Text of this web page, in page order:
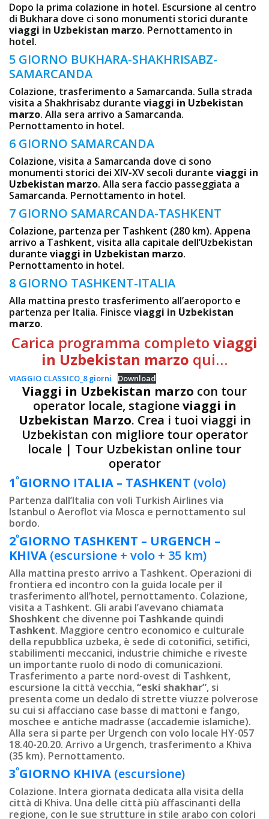
Dopo la prima colazione in hotel. Escursione al centro
di Bukhara dove ci sono monumenti storici durante
viaggi in Uzbekistan marzo. Pernottamento in
hotel.
5 GIORNO BUKHARA-SHAKHRISABZ-
SAMARCANDA
Colazione, trasferimento a Samarcanda. Sulla strada
visita a Shakhrisabz durante viaggi in Uzbekistan
marzo. Alla sera arrivo a Samarcanda.
Pernottamento in hotel.
6 GIORNO SAMARCANDA
Colazione, visita a Samarcanda dove ci sono
monumenti storici dei XIV-XV secoli durante viaggi in
Uzbekistan marzo. Alla sera faccio passeggiata a
Samarcanda. Pernottamento in hotel.
7 GIORNO SAMARCANDA-TASHKENT
Colazione, partenza per Tashkent (280 km). Appena
arrivo a Tashkent, visita alla capitale dell’Uzbekistan
durante viaggi in Uzbekistan marzo.
Pernottamento in hotel.
8 GIORNO TASHKENT-ITALIA
Alla mattina presto trasferimento all’aeroporto e
partenza per Italia. Finisce viaggi in Uzbekistan
marzo.
Carica programma completo viaggi
in Uzbekistan marzo qui…
VIAGGIO CLASSICO_8 giorni Download
Viaggi in Uzbekistan marzo con tour
operator locale, stagioneviaggi in
Uzbekistan Marzo. Crea i tuoi viaggi in
Uzbekistan con migliore tour operator
locale | Tour Uzbekistan online tour
operator
1ºGIORNO ITALIA – TASHKENT (volo)
Partenza dall’Italia con voli Turkish Airlines via
Istanbul o Aeroflot via Mosca e pernottamento sul
bordo.
2ºGIORNO TASHKENT – URGENCH –
KHIVA (escursione + volo + 35 km)
Alla mattina presto arrivo a Tashkent. Operazioni di
frontiera ed incontro con la guida locale per il
trasferimento all’hotel, pernottamento. Colazione,
visita a Tashkent. Gli arabi l’avevano chiamata
Shoshkent che divenne poi Tashkande quindi
Tashkent. Maggiore centro economico e culturale
della repubblica uzbeka, è sede di cotonifici, setifici,
stabilimenti meccanici, industrie chimiche e riveste
un importante ruolo di nodo di comunicazioni.
Trasferimento a parte nord-ovest di Tashkent,
escursione la città vecchia,“eski shakhar”, si
presenta come un dedalo di strette viuzze polverose
su cui si affacciano case basse di mattoni e fango,
moschee e antiche madrasse (accademie islamiche).
Alla sera si parte per Urgench con volo locale HY-057
18.40-20.20. Arrivo a Urgench, trasferimento a Khiva
(35 km). Pernottamento.
3ºGIORNO KHIVA (escursione)
Colazione. Intera giornata dedicata alla visita della
città di Khiva. Una delle città più affascinanti della
regione, con le sue strutture in stile arabo con colori